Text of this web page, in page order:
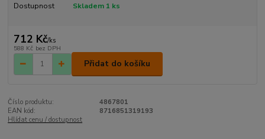
Dostupnost Skladem 1 ks
712 Kč/ks
588 Kč bez DPH
Přidat do košíku
Číslo produktu:
4867801
EAN kód:
8716851319193
Hlídat cenu / dostupnost